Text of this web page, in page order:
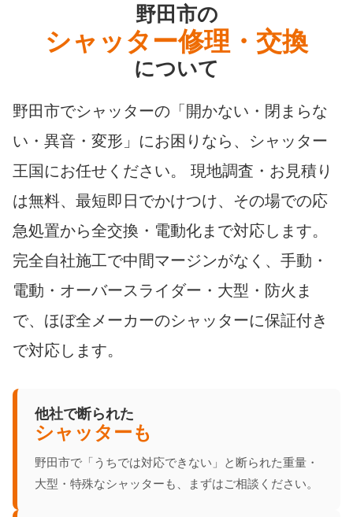
野田市の
シャッター修理・交換
について
野田市でシャッターの「開かない・閉まらな
い・異音・変形」にお困りなら、シャッター
王国にお任せください。 現地調査・お見積り
は無料、最短即日でかけつけ、その場での応
急処置から全交換・電動化まで対応します。
完全自社施工で中間マージンがなく、手動・
電動・オーバースライダー・大型・防火ま
で、ほぼ全メーカーのシャッターに保証付き
で対応します。
他社で断られた
シャッターも
野田市で「うちでは対応できない」と断られた重量・
大型・特殊なシャッターも、まずはご相談ください。